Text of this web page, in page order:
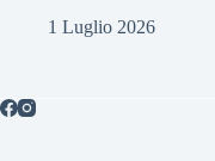
1 Luglio 2026